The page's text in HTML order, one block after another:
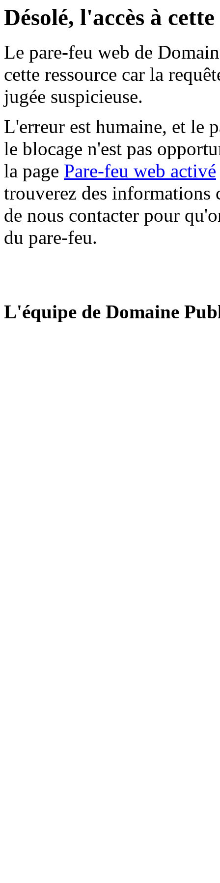
Désolé, l'accès à
Le pare-feu web de
cette ressource car la
jugée suspicieuse.
L'erreur est humaine, et le
le blocage n'est pas
la page Pare-feu web activé
trouverez des informations
de nous contacter pour
du pare-feu.
L'équipe de Domaine